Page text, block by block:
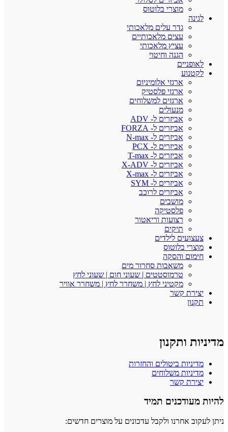
מוצרי בלוטוס
לגינה
גדר עלים מלאכותי
עצים מלאכותיים
עציץ מלאכותי
הגנה וחיטוי
לאופניים
לקטנוע
ארגזי אלומיניום
ארגזי פלסטיק
ארגזים למשלוחים
מנעולים
אביזרים ל- ADV
אביזרים ל- FORZA
אביזרים ל- N-max
אביזרים ל- PCX
אביזרים ל- T-max
אביזרים ל- X-ADV
אביזרים ל- X-max
אביזרים ל- SYM
אביזרים לרוכב
מושבים
פלסטיקה
רצועות וריאטור
תיקים
צעצועים לילדים
מוצרי בלוטוס
חימום והסקה
משאבות סחרור מים
טרמוסטטים | שעוני חום | שעוני לחץ
מקטיני לחץ | משחרר לחץ | משחרר אוויר
יצירת קשר
תקנון
מדיניות ותקנון
מדיניות ביטולים והחזרות
מדיניות משלוחים
יצירת קשר
להיות מעודכנים תמיד
ניתן לעקוב אחרנו ולקבל עדכונים על מוצרים חדשים: